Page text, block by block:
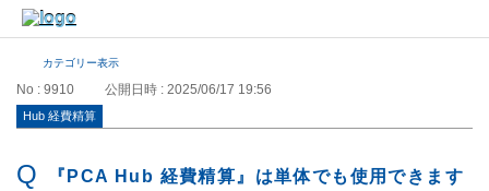
カテゴリー表示
No : 9910 公開日時 : 2025/06/17 19:56
Hub 経費精算
『PCA Hub 経費精算』は単体でも使用できます